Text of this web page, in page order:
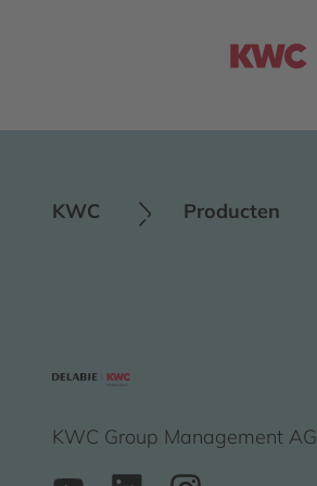
KWC Producten
KWC Group Management AG